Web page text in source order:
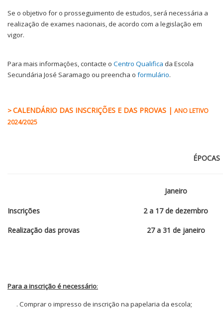
Se o objetivo for o prosseguimento de estudos, será necessária a
realização de exames nacionais, de acordo com a legislação em
vigor.
Para mais informações, contacte o Centro Qualifica da Escola
Secundária José Saramago ou preencha o formulário.
>CALENDÁRIO DAS INSCRIÇÕES E DAS PROVAS | ANO LETIVO
2024/2025
ÉPOCAS
Janeiro
Inscrições 2 a 17de dezembro
Realização das provas 27 a 31 de janeiro
Para a inscrição é necessário:
. Comprar o impresso de inscrição na papelaria da escola;